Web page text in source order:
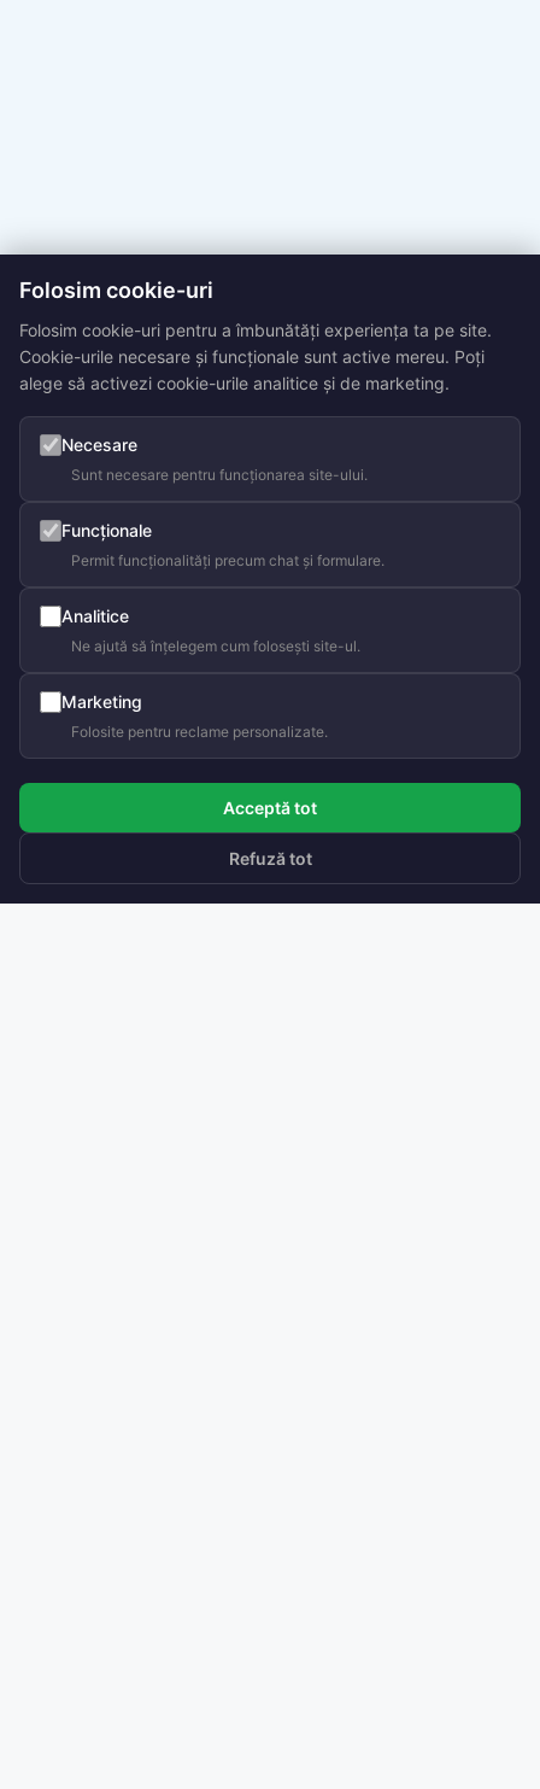
Folosim cookie-uri
Folosim cookie-uri pentru a îmbunătăți experiența ta pe site.
Cookie-urile necesare și funcționale sunt active mereu. Poți
alege să activezi cookie-urile analitice și de marketing.
Necesare
Sunt necesare pentru funcționarea site-ului.
Funcționale
Permit funcționalități precum chat și formulare.
Analitice
Ne ajută să înțelegem cum folosești site-ul.
Marketing
Folosite pentru reclame personalizate.
Acceptă tot
Refuză tot